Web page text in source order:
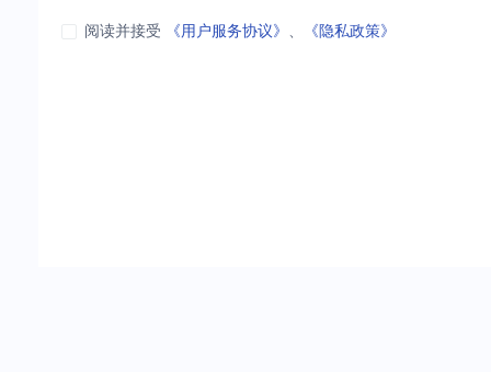
阅读并接受 《用户服务协议》 、 《隐私政策》